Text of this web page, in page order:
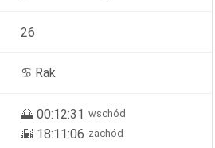
26
♋ Rak
🌅 00:12:31 wschód
🌇 18:11:06 zachód